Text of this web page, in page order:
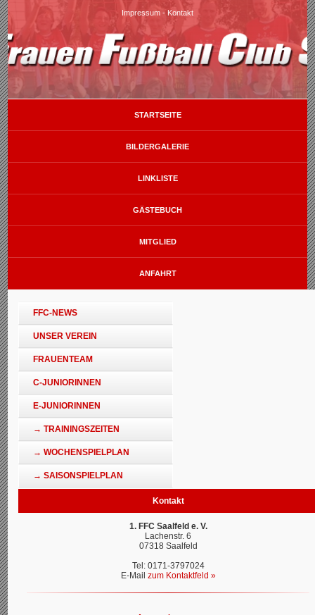
Impressum - Kontakt
STARTSEITE
BILDERGALERIE
LINKLISTE
GÄSTEBUCH
MITGLIED
ANFAHRT
FFC-NEWS
UNSER VEREIN
FRAUENTEAM
C-JUNIORINNEN
E-JUNIORINNEN
→ TRAININGSZEITEN
→ WOCHENSPIELPLAN
→ SAISONSPIELPLAN
Kontakt
1. FFC Saalfeld e. V.
Lachenstr. 6
07318 Saalfeld
Tel: 0171-3797024
E-Mail zum Kontaktfeld »